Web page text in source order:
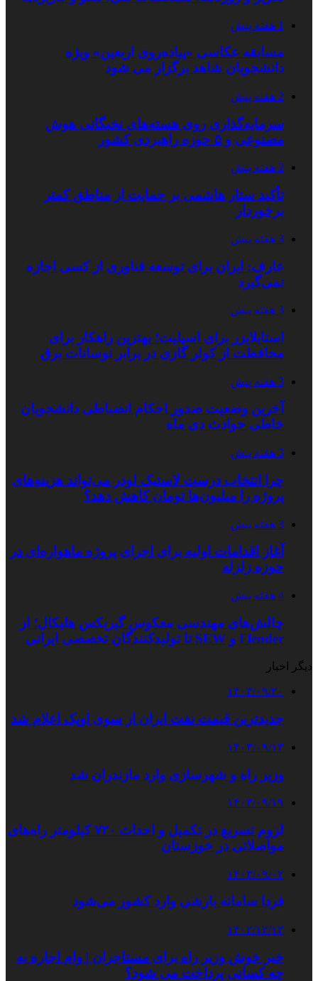
1 هفته پیش
مسابقه عکاسی «پیاده‌روی اربعین» ویژه
دانشجویان شاهد برگزار می شود
2 هفته پیش
سرمایه‌گذاری روی هسته‌های نخبگانی هوش
مصنوعی و ۵ حوزه راهبردی کشور
2 هفته پیش
تأکید ستار هاشمی بر حمایت از مناطق کمتر
برخوردار
3 هفته پیش
عارف: ایران برای توسعه فناوری از کسی اجازه
نمی‌گیرد
3 هفته پیش
استابلایزر برای اسپلیت؛ بهترین راهکار برای
محافظت از کولر گازی در برابر نوسانات برق
3 هفته پیش
آخرین وضعیت صدور احکام انضباطی دانشجویان
خاطی حوادث دی ماه
3 هفته پیش
چرا انتخاب درست لاستیک لودر می‌تواند هزینه‌های
پروژه را میلیون‌ها تومان کاهش دهد؟
3 هفته پیش
آغاز اقدامات اولیه برای اجرای پروژه ماهواره‌ای در
حوزه زلزله
4 هفته پیش
چالش‌های مهندسی معکوس گیربکس هلیکال؛ از
Flender و SEW تا تولیدکنندگان تخصصی ایرانی
دیگر اخبار
۱۴۰۳/۰۹/۲۰
جدیدترین قیمت نفت ایران از سوی اوپک اعلام شد
۱۴۰۳/۰۹/۱۳
وزیر راه و شهرسازی وارد مازندران شد
۱۴۰۳/۰۹/۱۹
لزوم تسریع در تکمیل و احداث ۷۲۰ کیلومتر راه‌های
مواصلاتی در خوزستان
۱۴۰۳/۰۹/۰۲
فردا سامانه بارشی وارد کشور می‌شود
۱۴۰۲/۱۲/۱۳
خبر خوش وزیر راه برای مستاجران | وام اجاره به
چه کسانی پرداخت می شود؟